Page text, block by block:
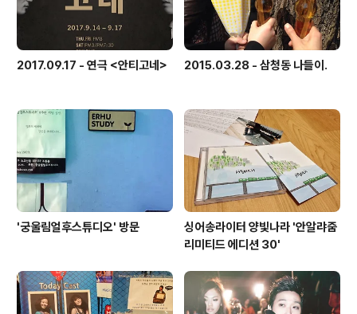
2017.09.17 - 연극 <안티고네> 2015.03.28 - 삼청동 나들이.
'궁울림얼후스튜디오' 방문
싱어송라이터 양빛나라 '안알랴줌
리미티드 에디션 30'